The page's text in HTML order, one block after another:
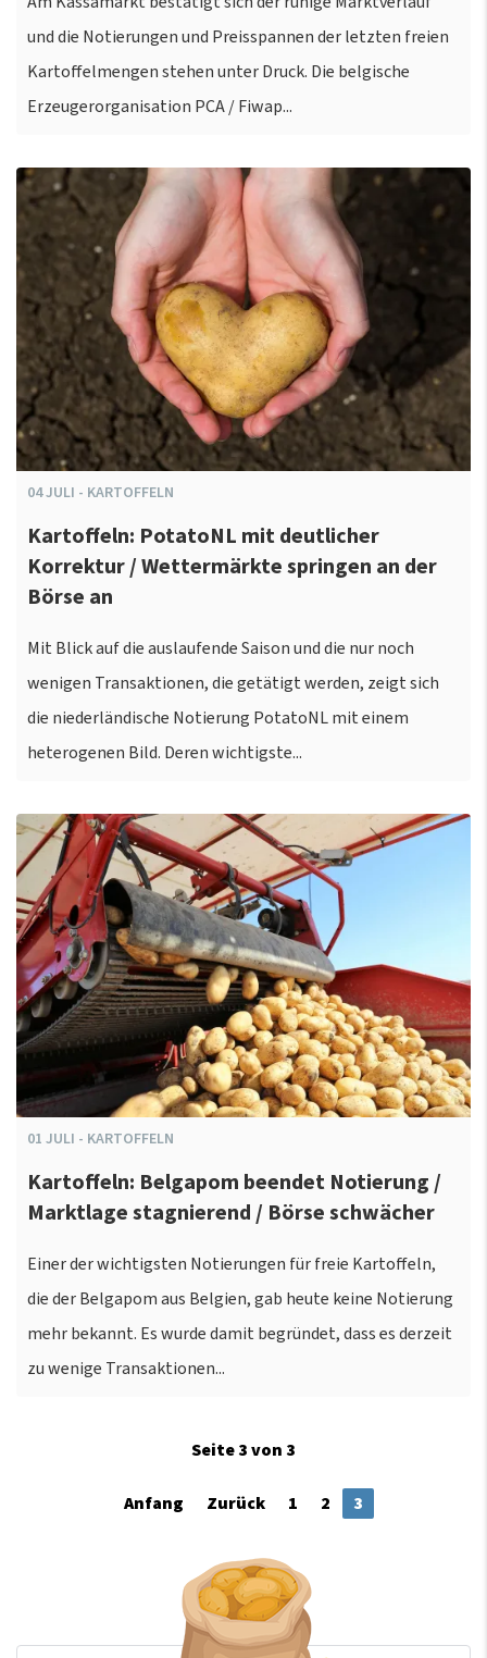
und die Notierungen und Preisspannen der letzten freien
Kartoffelmengen stehen unter Druck. Die belgische
Erzeugerorganisation PCA / Fiwap...
04JULI - KARTOFFELN
Kartoffeln: PotatoNL mit deutlicher
Korrektur / Wettermärkte springen an der
Börse an
Mit Blick auf die auslaufende Saison und die nur noch
wenigen Transaktionen, die getätigt werden, zeigt sich
die niederländische Notierung PotatoNL mit einem
heterogenen Bild. Deren wichtigste...
01 JULI - KARTOFFELN
Kartoffeln: Belgapom beendet Notierung /
Marktlage stagnierend / Börse schwächer
Einer der wichtigsten Notierungen für freie Kartoffeln,
die der Belgapom aus Belgien, gab heute keine Notierung
mehr bekannt. Es wurde damit begründet, dass es derzeit
zu wenige Transaktionen...
Seite 3 von 3
Anfang Zurück 1 2 3